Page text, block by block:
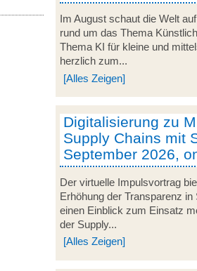
Im August schaut die Welt
rund um das Thema
Thema KI für kleine und
herzlich zum...
[Alles Zeigen]
Digitalisierung zu
Supply Chains mit
September 2026,
Der virtuelle Impulsvortrag
Erhöhung der Transparenz
einen Einblick zum Einsatz
der Supply...
[Alles Zeigen]